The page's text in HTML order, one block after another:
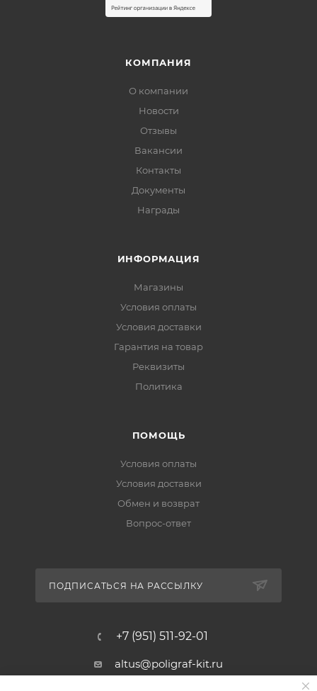
КОМПАНИЯ
О компании
Новости
Отзывы
Вакансии
Контакты
Документы
Награды
ИНФОРМАЦИЯ
Магазины
Условия оплаты
Условия доставки
Гарантия на товар
Реквизиты
Политика
ПОМОЩЬ
Условия оплаты
Условия доставки
Обмен и возврат
Вопрос-ответ
ПОДПИСАТЬСЯ НА РАССЫЛКУ
+7 (951) 511-92-01
altus@poligraf-kit.ru